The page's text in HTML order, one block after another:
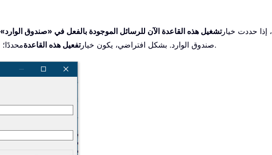
، إذا حددت خيارتشغيل هذه القاعدة الآن للرسائل الموجودة بالفعل في «صندوق الوارد»
صندوق الوارد. بشكل افتراضي، يكون خيارتفعيل هذه القاعدة محددًا؛ فإذا لم ترغب في تفعيل القاعدة الآن، يُرجى إلغاء تحديده.